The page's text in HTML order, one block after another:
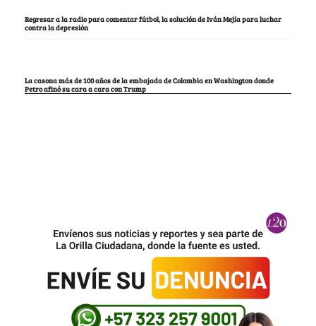
Regresar a la radio para comentar fútbol, la solución de Iván Mejía para luchar
contra la depresión
La casona más de 100 años de la embajada de Colombia en Washington donde
Petro afinó su cara a cara con Trump